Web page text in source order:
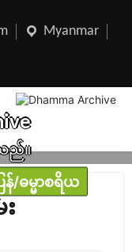
Myanmar
သည်။
/ဓမ္မာစရိယ